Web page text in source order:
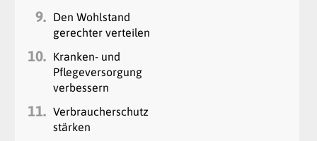
9.
Den Wohlstand
gerechter verteilen
10.
Kranken- und
Pflegeversorgung
verbessern
11. Verbraucherschutz
stärken